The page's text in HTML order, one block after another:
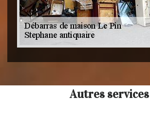
Autres services